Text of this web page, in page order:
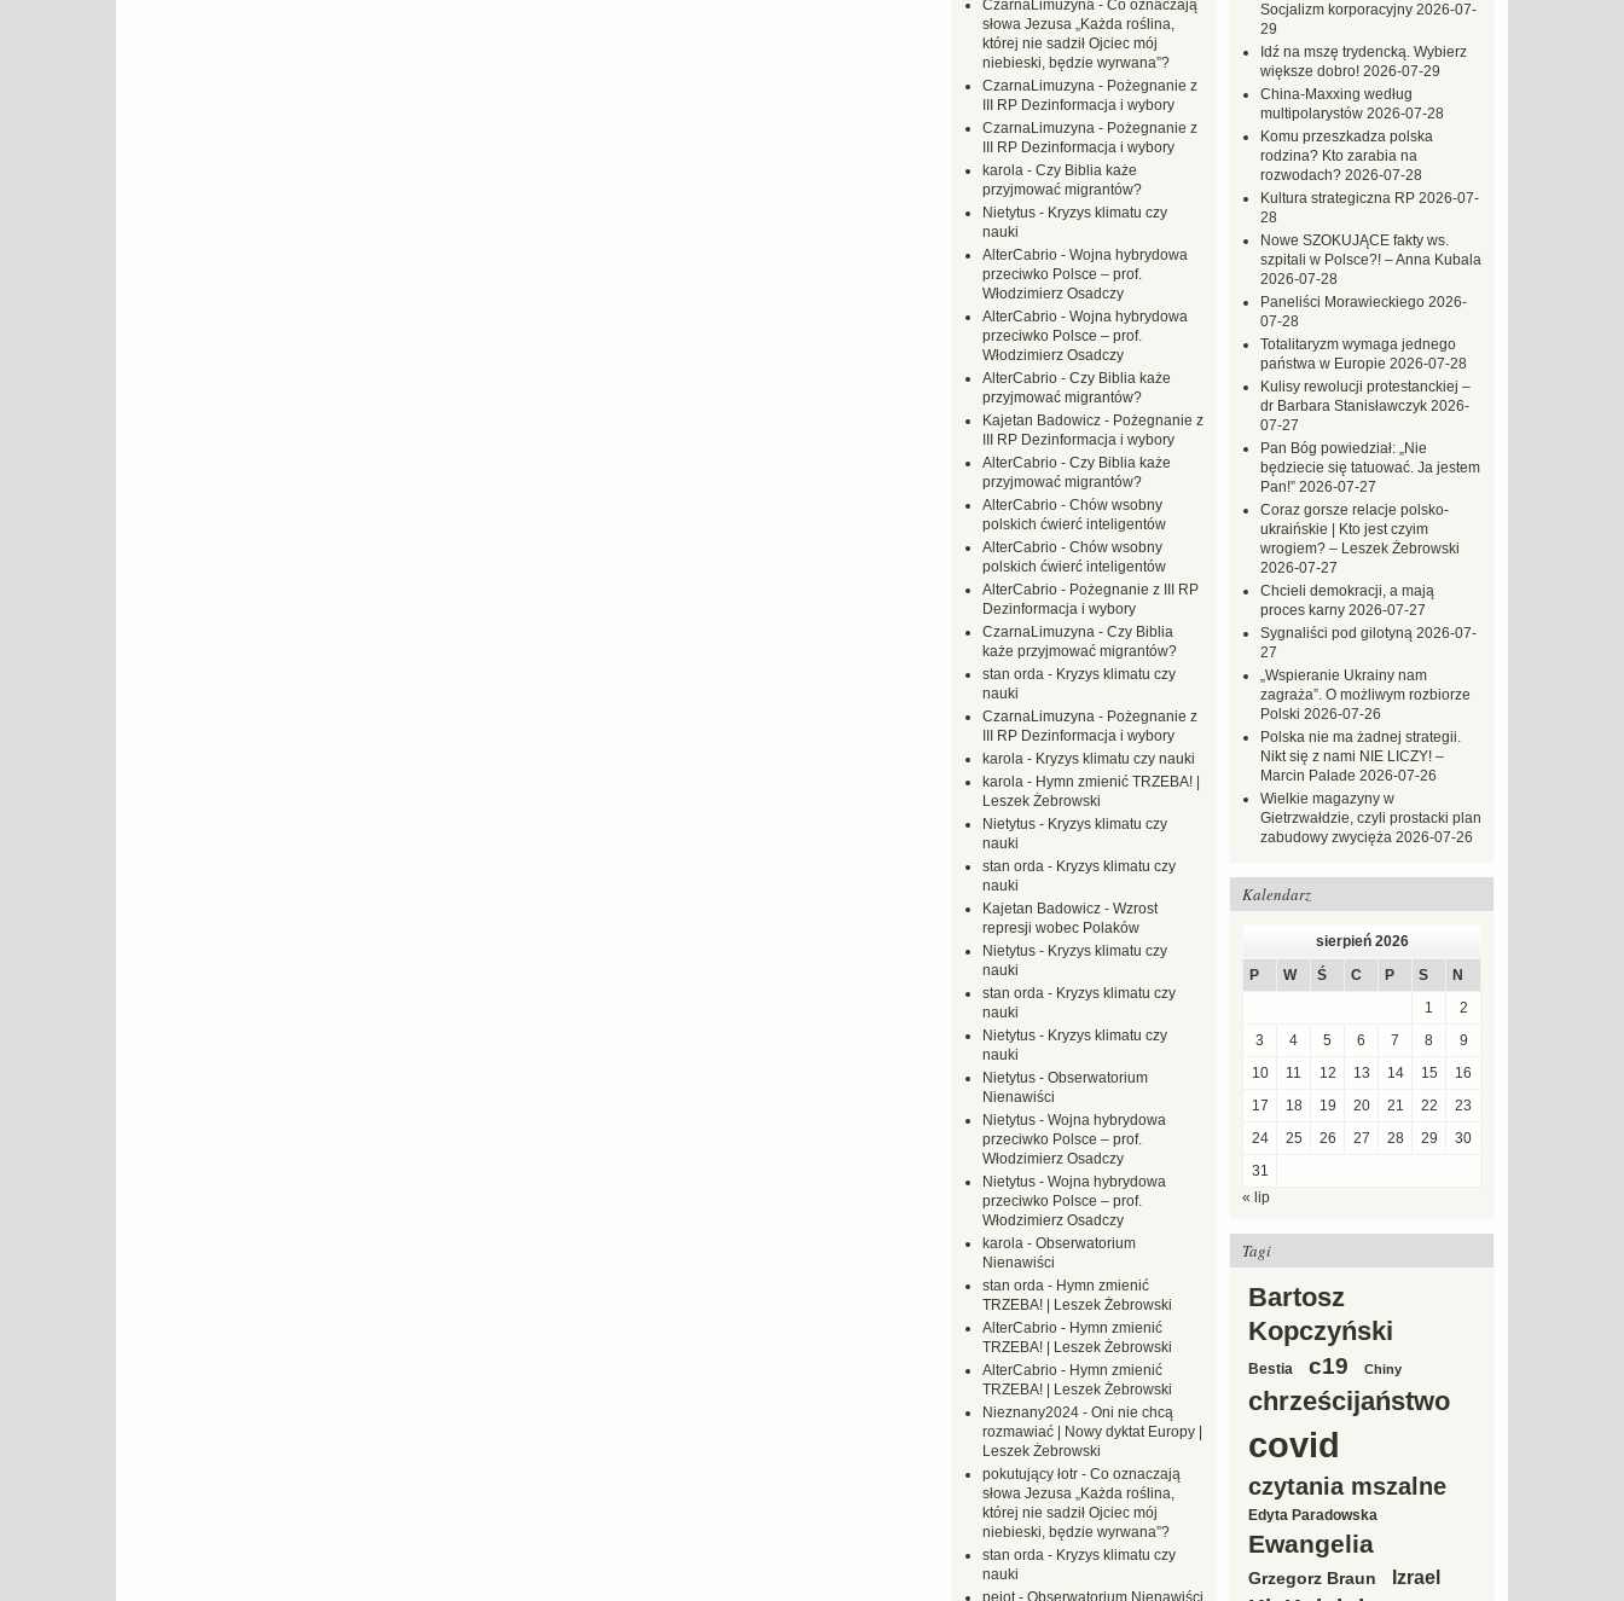
Socjalizm korporacyjny 2026-07-
29
Idź na mszę trydencką. Wybierz
większe dobro! 2026-07-29
China-Maxxing według
multipolarystów 2026-07-28
Komu przeszkadza polska
rodzina? Kto zarabia na
rozwodach? 2026-07-28
Kultura strategiczna RP 2026-07-
28
Nowe SZOKUJĄCE fakty ws.
szpitali w Polsce?! – Anna Kubala
2026-07-28
Paneliści Morawieckiego 2026-
07-28
Totalitaryzm wymaga jednego
państwa w Europie 2026-07-28
Kulisy rewolucji protestanckiej –
dr Barbara Stanisławczyk 2026-
07-27
Pan Bóg powiedział: „Nie
będziecie się tatuować. Ja jestem
Pan!” 2026-07-27
Coraz gorsze relacje polsko-
ukraińskie | Kto jest czyim
wrogiem? – Leszek Żebrowski
2026-07-27
Chcieli demokracji, a mają
proces karny 2026-07-27
Sygnaliści pod gilotyną 2026-07-
27
„Wspieranie Ukrainy nam
zagraża”. O możliwym rozbiorze
Polski 2026-07-26
Polska nie ma żadnej strategii.
Nikt się z nami NIE LICZY! –
Marcin Palade 2026-07-26
Wielkie magazyny w
Gietrzwałdzie, czyli prostacki plan
zabudowy zwycięża 2026-07-26
Kalendarz
sierpień 2026
P
W Ś C P S
N
1
2
3
4 5 6 7 8
9
10
11 12 13 14 15
16
17
18 19 20 21 22
23
24
25 26 27 28 29
30
31
« lip
Tagi
Bartosz
Kopczyński
Bestia c19 Chiny
chrześcijaństwo
covid
czytania mszalne
Edyta Paradowska
Ewangelia
Grzegorz Braun Izrael
CzarnaLimuzyna - Co oznaczają
słowa Jezusa „Każda roślina,
której nie sadził Ojciec mój
niebieski, będzie wyrwana”?
CzarnaLimuzyna - Pożegnanie z
III RP Dezinformacja i wybory
CzarnaLimuzyna - Pożegnanie z
III RP Dezinformacja i wybory
karola - Czy Biblia każe
przyjmować migrantów?
Nietytus - Kryzys klimatu czy
nauki
AlterCabrio - Wojna hybrydowa
przeciwko Polsce – prof.
Włodzimierz Osadczy
AlterCabrio - Wojna hybrydowa
przeciwko Polsce – prof.
Włodzimierz Osadczy
AlterCabrio - Czy Biblia każe
przyjmować migrantów?
Kajetan Badowicz - Pożegnanie z
III RP Dezinformacja i wybory
AlterCabrio - Czy Biblia każe
przyjmować migrantów?
AlterCabrio - Chów wsobny
polskich ćwierć inteligentów
AlterCabrio - Chów wsobny
polskich ćwierć inteligentów
AlterCabrio - Pożegnanie z III RP
Dezinformacja i wybory
CzarnaLimuzyna - Czy Biblia
każe przyjmować migrantów?
stan orda - Kryzys klimatu czy
nauki
CzarnaLimuzyna - Pożegnanie z
III RP Dezinformacja i wybory
karola - Kryzys klimatu czy nauki
karola - Hymn zmienić TRZEBA! |
Leszek Żebrowski
Nietytus - Kryzys klimatu czy
nauki
stan orda - Kryzys klimatu czy
nauki
Kajetan Badowicz - Wzrost
represji wobec Polaków
Nietytus - Kryzys klimatu czy
nauki
stan orda - Kryzys klimatu czy
nauki
Nietytus - Kryzys klimatu czy
nauki
Nietytus - Obserwatorium
Nienawiści
Nietytus - Wojna hybrydowa
przeciwko Polsce – prof.
Włodzimierz Osadczy
Nietytus - Wojna hybrydowa
przeciwko Polsce – prof.
Włodzimierz Osadczy
karola - Obserwatorium
Nienawiści
stan orda - Hymn zmienić
TRZEBA! | Leszek Żebrowski
AlterCabrio - Hymn zmienić
TRZEBA! | Leszek Żebrowski
AlterCabrio - Hymn zmienić
TRZEBA! | Leszek Żebrowski
Nieznany2024 - Oni nie chcą
rozmawiać | Nowy dyktat Europy |
Leszek Żebrowski
pokutujący łotr - Co oznaczają
słowa Jezusa „Każda roślina,
której nie sadził Ojciec mój
niebieski, będzie wyrwana”?
stan orda - Kryzys klimatu czy
nauki
pejot - Obserwatorium Nienawiści